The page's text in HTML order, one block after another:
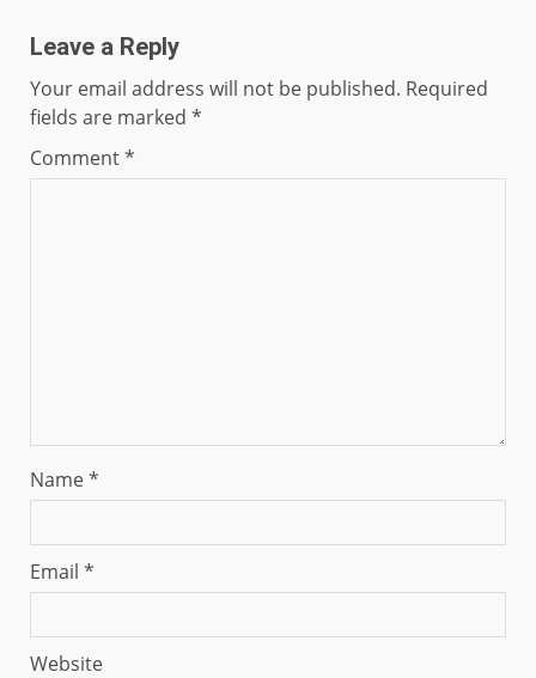
Leave a Reply
Your email address will not be published. Required
fields are marked *
Comment*
Name*
Email *
Website